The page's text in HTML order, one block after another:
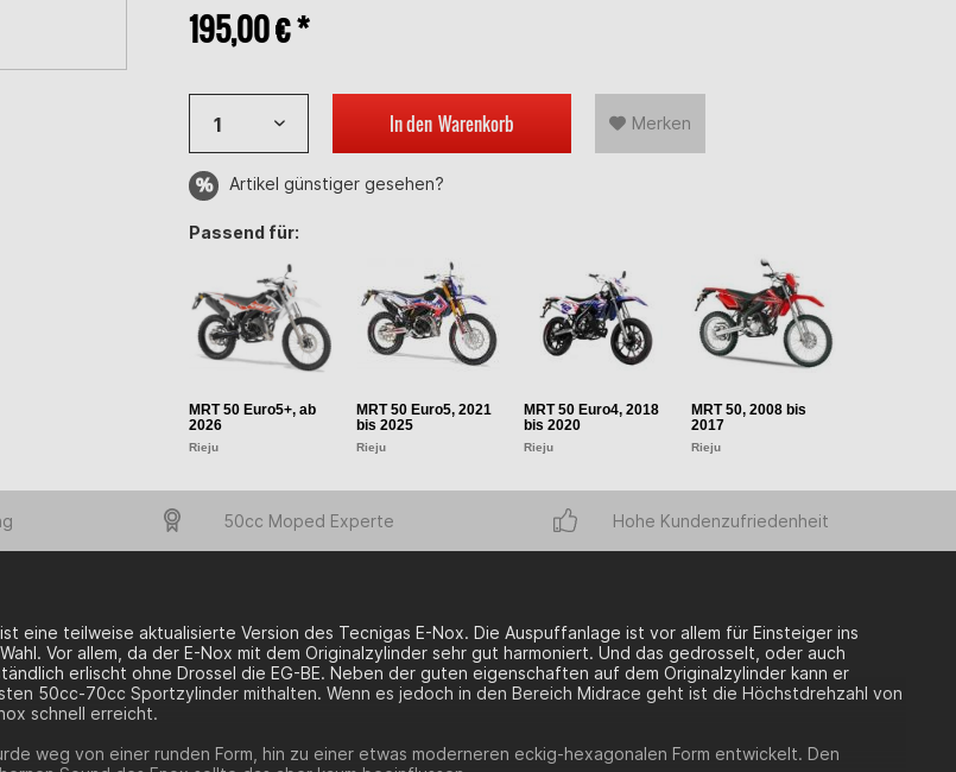
195,00 € *
In den Warenkorb Merken
Artikel günstiger gesehen?
Passend für:
MRT 50 Euro5+, ab
2026
Rieju
MRT 50 Euro5, 2021
bis 2025
Rieju
MRT 50 Euro4, 2018
bis 2020
Rieju
MRT 50, 2008 bis
2017
Rieju
50cc Moped Experte Hohe Kundenzufriedenheit
eine teilweise aktualisierte Version des Tecnigas E-Nox. Die Auspuffanlage ist vor allem für Einsteiger ins
Vor allem, da der E-Nox mit dem Originalzylinder sehr gut harmoniert. Und das gedrosselt, oder auch
erlischt ohne Drossel die EG-BE. Neben der guten eigenschaften auf dem Originalzylinder kann er
50cc-70cc Sportzylinder mithalten. Wenn es jedoch in den Bereich Midrace geht ist die Höchstdrehzahl von
schnell erreicht.
weg von einer runden Form, hin zu einer etwas moderneren eckig-hexagonalen Form entwickelt. Den